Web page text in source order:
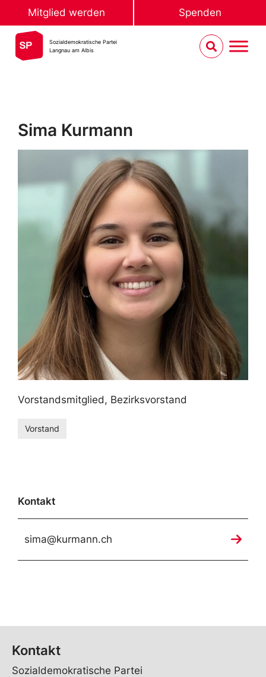
Mitglied werden Spenden
Sozialdemokratische Partei
Langnau am Albis
Sima Kurmann
Vorstandsmitglied, Bezirksvorstand
Vorstand
Kontakt
sima@kurmann.ch
Kontakt
Sozialdemokratische Partei